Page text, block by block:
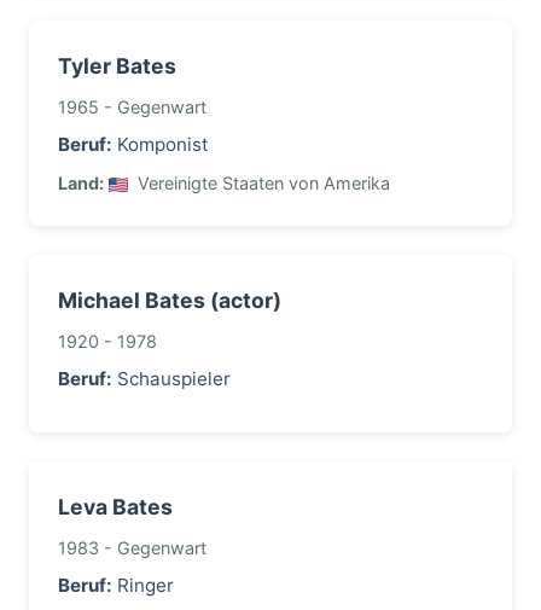
Tyler Bates
1965 - Gegenwart
Beruf: Komponist
Land: Vereinigte Staaten von Amerika
Michael Bates (actor)
1920 - 1978
Beruf: Schauspieler
Leva Bates
1983 - Gegenwart
Beruf: Ringer